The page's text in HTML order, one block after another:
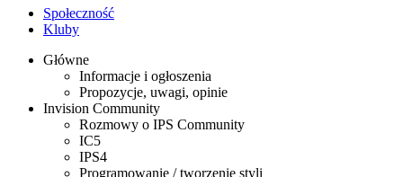
Społeczność
Kluby
Główne
Informacje i ogłoszenia
Propozycje, uwagi, opinie
Invision Community
Rozmowy o IPS Community
IC5
IPS4
Programowanie / tworzenie styli